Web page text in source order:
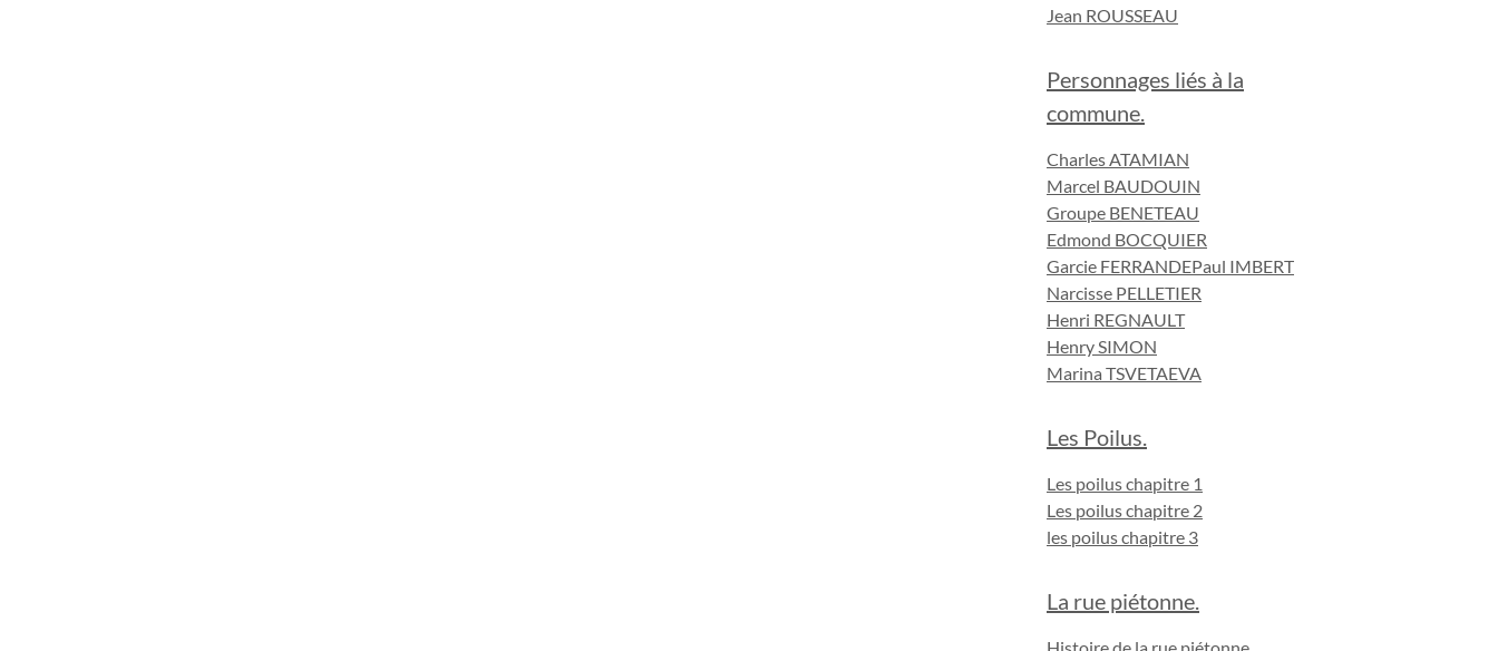
Jean ROUSSEAU
Personnages liés à la
commune.
Charles ATAMIAN
Marcel BAUDOUIN
Groupe BENETEAU
Edmond BOCQUIER
Garcie FERRANDEPaul IMBERT
Narcisse PELLETIER
Henri REGNAULT
Henry SIMON
Marina TSVETAEVA
Les Poilus.
Les poilus chapitre 1
Les poilus chapitre 2
les poilus chapitre 3
La rue piétonne.